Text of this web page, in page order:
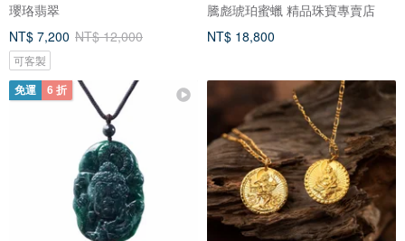
瓔珞翡翠
NT$ 7,200 NT$ 12,000
可客製
騰彪琥珀蜜蠟 精品珠寶專賣店
NT$ 18,800
免運 6 折